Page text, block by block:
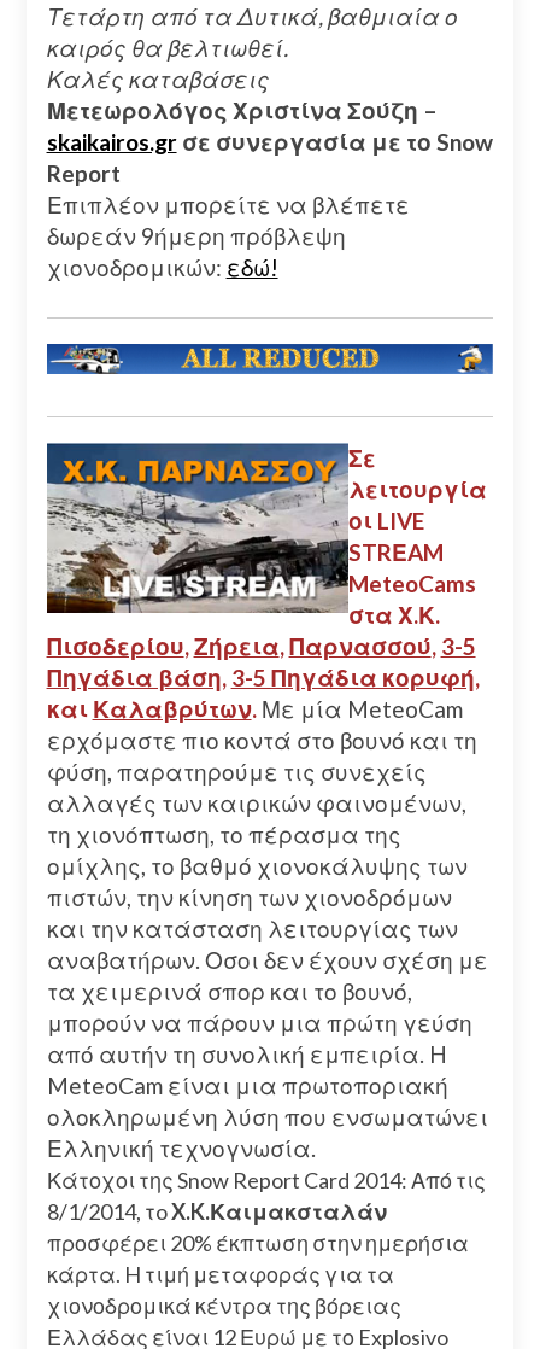
Τετάρτη από τα Δυτικά, βαθμιαία ο
καιρός θα βελτιωθεί.
Καλές καταβάσεις
Μετεωρολόγος Χριστίνα Σούζη –
skaikairos.grσε συνεργασία με το Snow
Report
Επιπλέον μπορείτε να βλέπετε
δωρεάν 9ήμερη πρόβλεψη
χιονοδρομικών: εδώ!
Σε
λειτουργία
οι LIVE
STRΕAM
MeteoCams
στα Χ.Κ.
Πισοδερίου,Ζήρεια,Παρνασσού, 3-5
Πηγάδια βάση, 3-5 Πηγάδια κορυφή,
και Καλαβρύτων. Με μία MeteoCam
ερχόμαστε πιο κοντά στο βουνό και τη
φύση, παρατηρούμε τις συνεχείς
αλλαγές των καιρικών φαινομένων,
τη χιονόπτωση, το πέρασμα της
ομίχλης, το βαθμό χιονοκάλυψης των
πιστών, την κίνηση των χιονοδρόμων
και την κατάσταση λειτουργίας των
αναβατήρων. Οσοι δεν έχουν σχέση με
τα χειμερινά σπορ και το βουνό,
μπορούν να πάρουν μια πρώτη γεύση
από αυτήν τη συνολική εμπειρία. H
MeteoCam είναι μια πρωτοποριακή
ολοκληρωμένη λύση που ενσωματώνει
Ελληνική τεχνογνωσία.
Κάτοχοι της Snow Report Card 2014: Από τις
8/1/2014, τoX.K.Καιμακσταλάν
προσφέρει 20% έκπτωση στην ημερήσια
κάρτα. H τιμή μεταφοράς για τα
χιονοδρομικά κέντρα της βόρειας
Ελλάδας είναι 12 Ευρώ με το Explosivo